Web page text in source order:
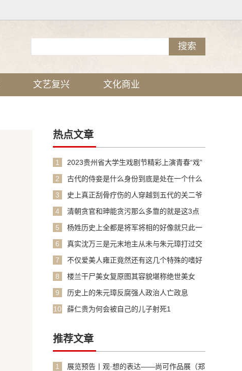
文艺复兴 文化商业
热点文章
1
2023贵州省大学生戏剧节精彩上演青春“戏”
2
古代的侍妾是什么身份到底是处在一个什么
3
史上真正刮骨疗伤的人穿越到五代的关二爷
4
清朝贪官和珅能贪污那么多靠的就是这3点
5
杨姓历史上全都是将军将相的好像就只此一
6
真实沈万三是元末地主从未与朱元璋打过交
7
不仅爱美人雍正竟然还有这几个特殊的嗜好
8
楼兰干尸美女复原图其容貌堪称绝世美女
9
历史上的朱元璋反腐强人政治人亡政息
10
薛仁贵为何会被自己的儿子射死1
推荐文章
1
展览预告丨观·想的表达——尚可作品展（郑